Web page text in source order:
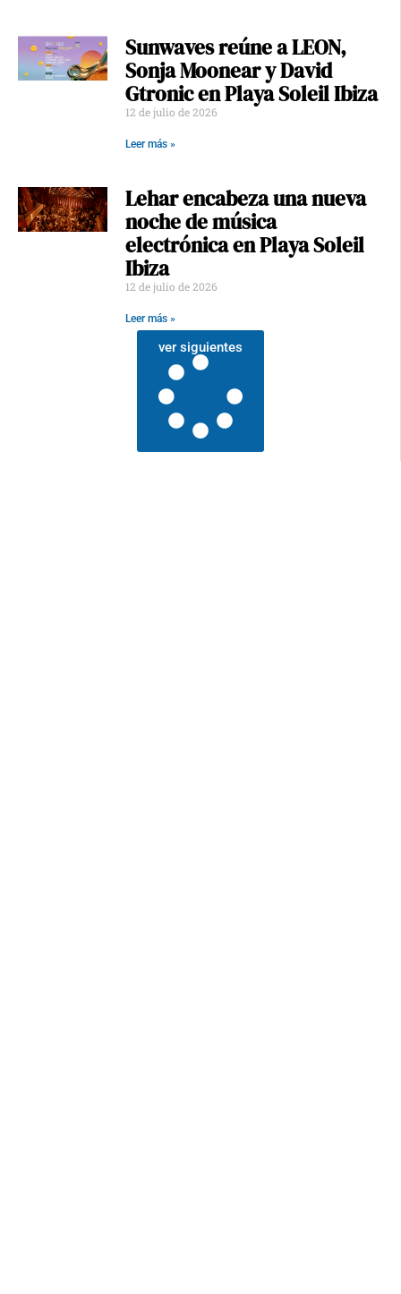
Sunwaves reúne a LEON,
Sonja Moonear y David
Gtronic en Playa Soleil Ibiza
12 de julio de 2026
Leer más »
Lehar encabeza una nueva
noche de música
electrónica en Playa Soleil
Ibiza
12 de julio de 2026
Leer más »
ver siguientes